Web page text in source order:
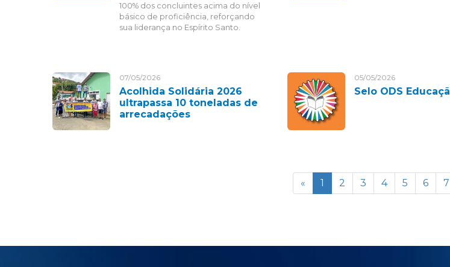
100% dos concluintes acima do nível
básico de proficiência, reforçando
sua liderança no Espírito Santo.
07/05/2026
Acolhida Solidária 2026
ultrapassa 10 toneladas de
arrecadações
05/05/2026
Selo ODS
« 1 2 3 4 5 6 7